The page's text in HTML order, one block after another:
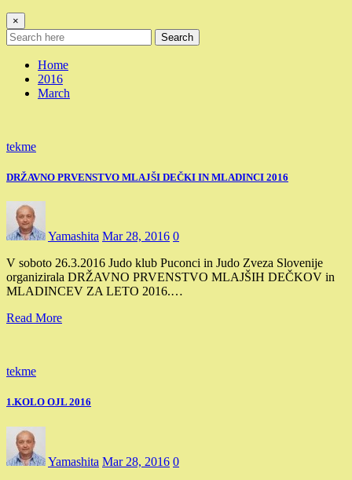
×
Search
Home
2016
March
tekme
DRŽAVNO PRVENSTVO MLAJŠI DEČKI IN MLADINCI 2016
Yamashita Mar 28, 2016 0
V soboto 26.3.2016 Judo klub Puconci in Judo Zveza Slovenije
organizirala DRŽAVNO PRVENSTVO MLAJŠIH DEČKOV in
MLADINCEV ZA LETO 2016.…
Read More
tekme
1.KOLO OJL 2016
Yamashita Mar 28, 2016 0